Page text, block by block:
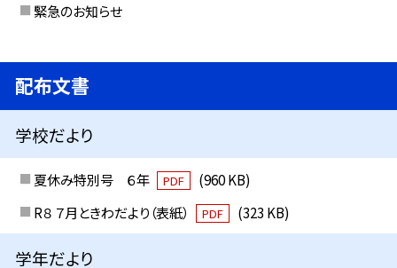
緊急のお知らせ
配布文書
学校だより
夏休み特別号 ６年 PDF
(960 KB)
R８ ７月ときわだより（表紙）
PDF (323 KB)
学年だより